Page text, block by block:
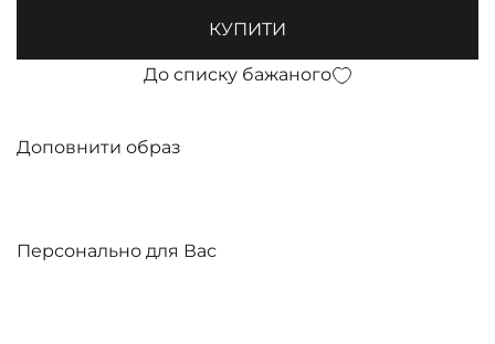
КУПИТИ
До списку бажаного
Доповнити образ
Персонально для Вас